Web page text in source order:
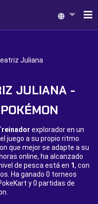
Juliana
JULIANA -
explorador en un
juego a su propio ritmo.
que mejor se adapte a su
horas online, ha alcanzado
de pesca está en 1, con
Ha ganado 0 torneos
y0 partidas de